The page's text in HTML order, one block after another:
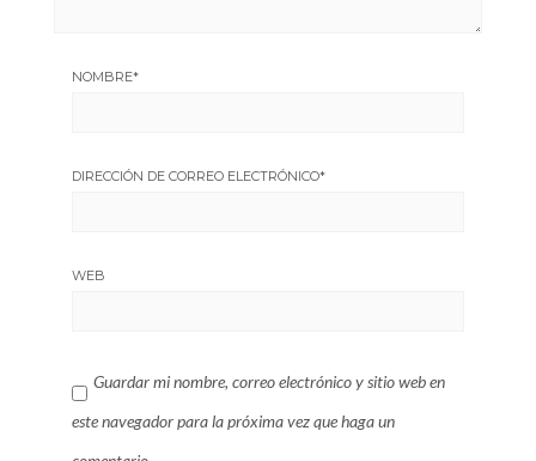
NOMBRE*
DIRECCIÓN DE CORREO ELECTRÓNICO*
WEB
Guardar mi nombre, correo electrónico y sitio web en
este navegador para la próxima vez que haga un